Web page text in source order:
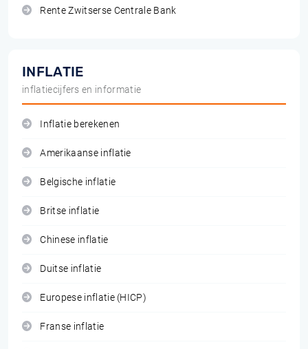
Rente Zwitserse Centrale Bank
INFLATIE
inflatiecijfers en informatie
Inflatie berekenen
Amerikaanse inflatie
Belgische inflatie
Britse inflatie
Chinese inflatie
Duitse inflatie
Europese inflatie (HICP)
Franse inflatie